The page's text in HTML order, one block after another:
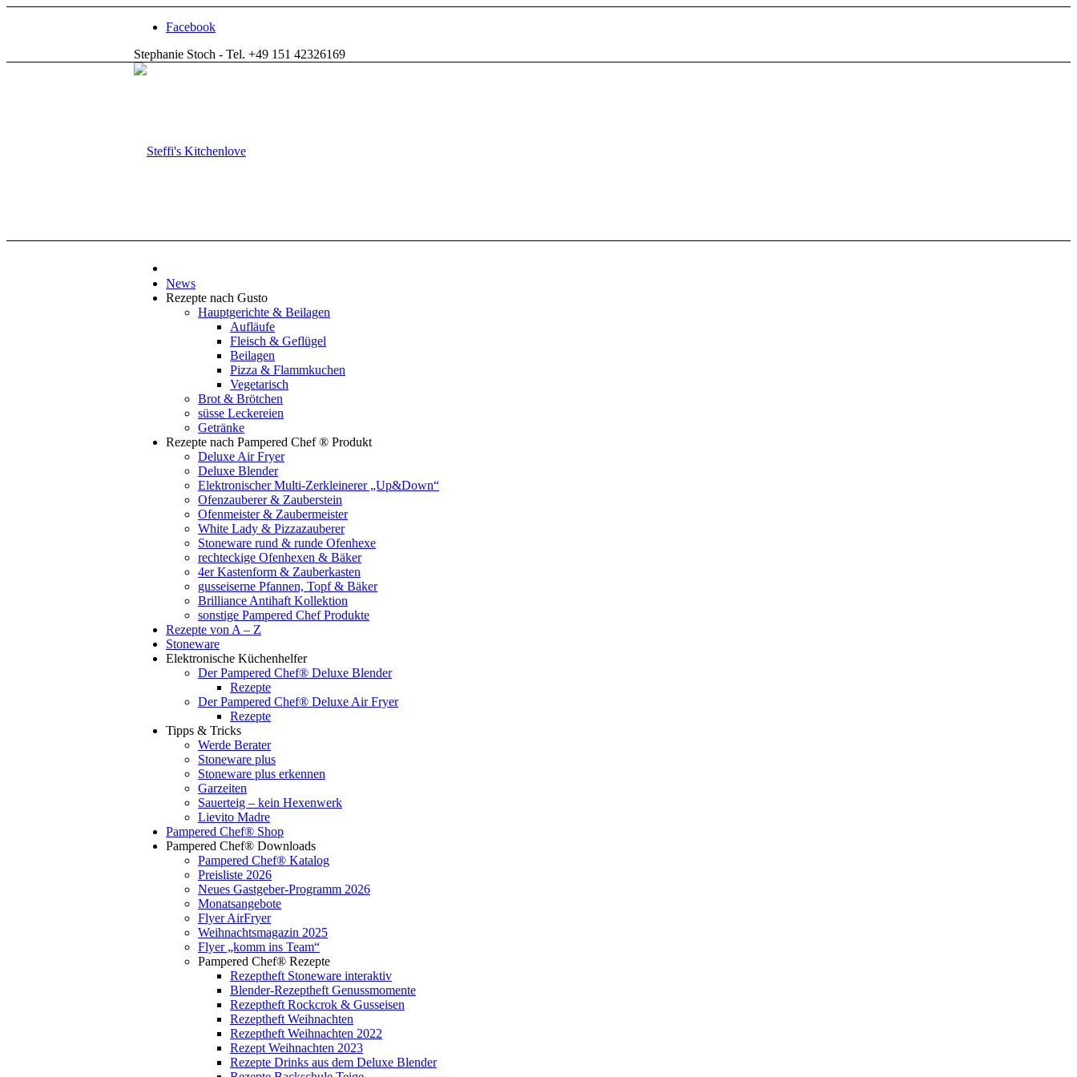
Facebook
Stephanie Stoch - Tel. +49 151 42326169
News
Rezepte nach Gusto
Hauptgerichte & Beilagen
Aufläufe
Fleisch & Geflügel
Beilagen
Pizza & Flammkuchen
Vegetarisch
Brot & Brötchen
süsse Leckereien
Getränke
Rezepte nach Pampered Chef ® Produkt
Deluxe Air Fryer
Deluxe Blender
Elektronischer Multi-Zerkleinerer „Up&Down“
Ofenzauberer & Zauberstein
Ofenmeister & Zaubermeister
White Lady & Pizzazauberer
Stoneware rund & runde Ofenhexe
rechteckige Ofenhexen & Bäker
4er Kastenform & Zauberkasten
gusseiserne Pfannen, Topf & Bäker
Brilliance Antihaft Kollektion
sonstige Pampered Chef Produkte
Rezepte von A – Z
Stoneware
Elektronische Küchenhelfer
Der Pampered Chef® Deluxe Blender
Rezepte
Der Pampered Chef® Deluxe Air Fryer
Rezepte
Tipps & Tricks
Werde Berater
Stoneware plus
Stoneware plus erkennen
Garzeiten
Sauerteig – kein Hexenwerk
Lievito Madre
Pampered Chef® Shop
Pampered Chef® Downloads
Pampered Chef® Katalog
Preisliste 2026
Neues Gastgeber-Programm 2026
Monatsangebote
Flyer AirFryer
Weihnachtsmagazin 2025
Flyer „komm ins Team“
Pampered Chef® Rezepte
Rezeptheft Stoneware interaktiv
Blender-Rezeptheft Genussmomente
Rezeptheft Rockcrok & Gusseisen
Rezeptheft Weihnachten
Rezeptheft Weihnachten 2022
Rezept Weihnachten 2023
Rezepte Drinks aus dem Deluxe Blender